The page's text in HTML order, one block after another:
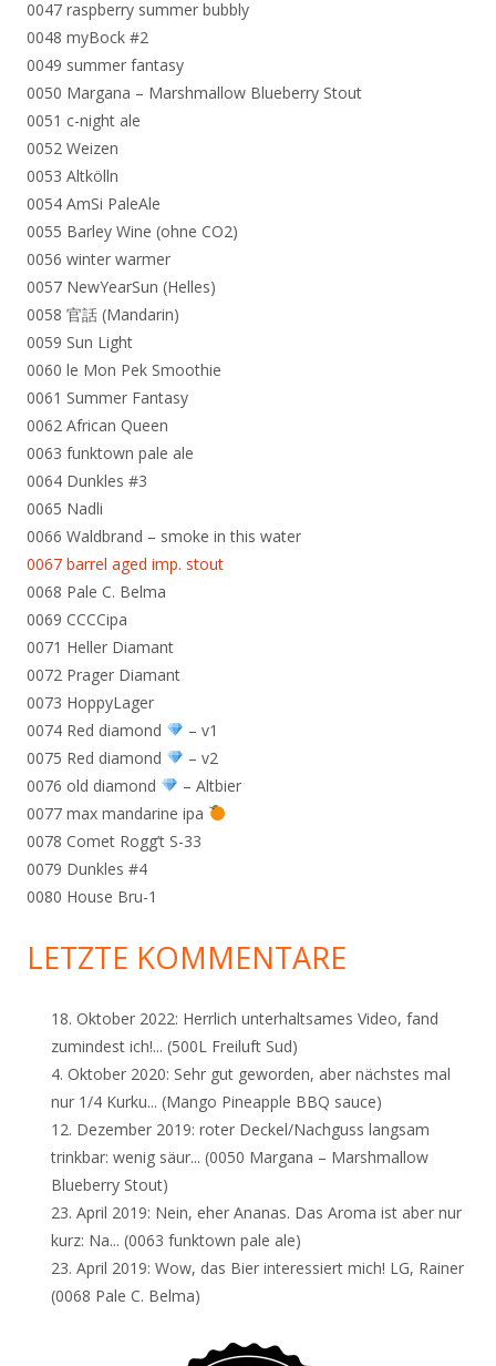
0047 raspberry summer bubbly
0048 myBock #2
0049 summer fantasy
0050 Margana – Marshmallow Blueberry Stout
0051 c-night ale
0052 Weizen
0053 Altkölln
0054 AmSi PaleAle
0055 Barley Wine (ohne CO2)
0056 winter warmer
0057 NewYearSun (Helles)
0058 官話 (Mandarin)
0059 Sun Light
0060 le Mon Pek Smoothie
0061 Summer Fantasy
0062 African Queen
0063 funktown pale ale
0064 Dunkles #3
0065 Nadli
0066 Waldbrand – smoke in this water
0067 barrel aged imp. stout
0068 Pale C. Belma
0069 CCCCipa
0071 Heller Diamant
0072 Prager Diamant
0073 HoppyLager
0074 Red diamond
– v1
0075 Red diamond
– v2
0076 old diamond
– Altbier
0077 max mandarine ipa
0078 Comet Rogg’t S-33
0079 Dunkles #4
0080 House Bru-1
LETZTE KOMMENTARE
18. Oktober 2022: Herrlich unterhaltsames Video, fand
zumindest ich!... (500L Freiluft Sud)
4. Oktober 2020: Sehr gut geworden, aber nächstes mal
nur 1/4 Kurku... (Mango Pineapple BBQ sauce)
12. Dezember 2019: roter Deckel/Nachguss langsam
trinkbar: wenig säur... (0050 Margana – Marshmallow
Blueberry Stout)
23. April 2019: Nein, eher Ananas. Das Aroma ist aber nur
kurz: Na... (0063 funktown pale ale)
23. April 2019: Wow, das Bier interessiert mich! LG, Rainer
(0068 Pale C. Belma)